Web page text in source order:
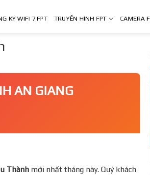
KÝ WIFI 7 FPT TRUYỀN HÌNH FPT CAMERA
AN GIANG
Thành mới nhất tháng này. Quý khách